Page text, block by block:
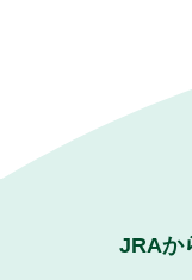
JRAか